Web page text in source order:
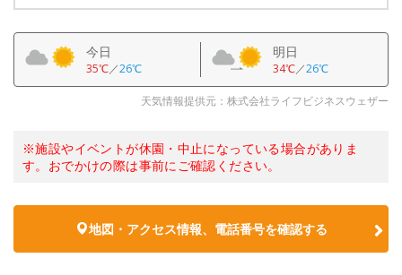
今日
35℃／26℃
明日
34℃／26℃
天気情報提供元：株式会社ライフビジネスウェザー
※施設やイベントが休園・中止になっている場合がありま
す。おでかけの際は事前にご確認ください。
地図・アクセス情報、電話番号を確認する